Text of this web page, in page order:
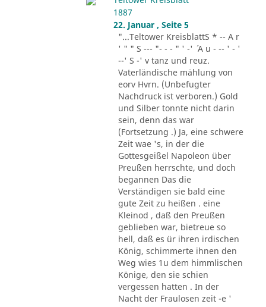
1887
22. Januar , Seite 5
"...Teltower KreisblattS * -- A r
' " " S --- "- - - " ' -' ´ A u - -- ' - '
--' S -' v tanz und reuz.
Vaterländische mählung von
eorv Hvrn. (Unbefugter
Nachdruck ist verboren.) Gold
und Silber tonnte nicht darin
sein, denn das war
(Fortsetzung .) Ja, eine schwere
Zeit wae 's, in der die
Gottesgeißel Napoleon über
Preußen herrschte, und doch
begannen Das die
Verständigen sie bald eine
gute Zeit zu heißen . eine
Kleinod , daß den Preußen
geblieben war, bietreue so
hell, daß es ür ihren irdischen
König, schimmerte ihnen den
Weg wies 1u dem himmlischen
Könige, den sie schien
vergessen hatten . In der
Nacht der Fraulosen zeit -e '